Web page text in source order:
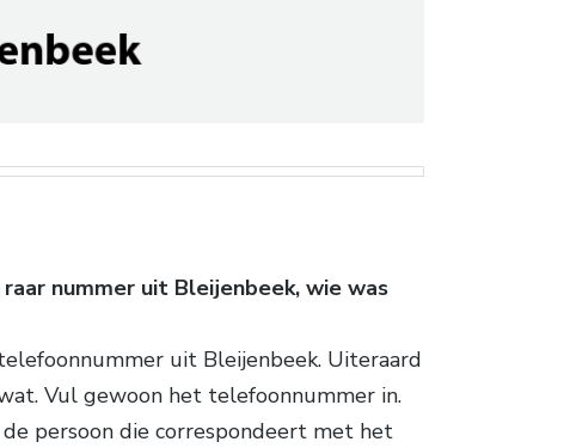
nummer uit Bleijenbeek, wie was
uit Bleijenbeek. Uiteraard
Vul gewoon het telefoonnummer in.
persoon die correspondeert met het